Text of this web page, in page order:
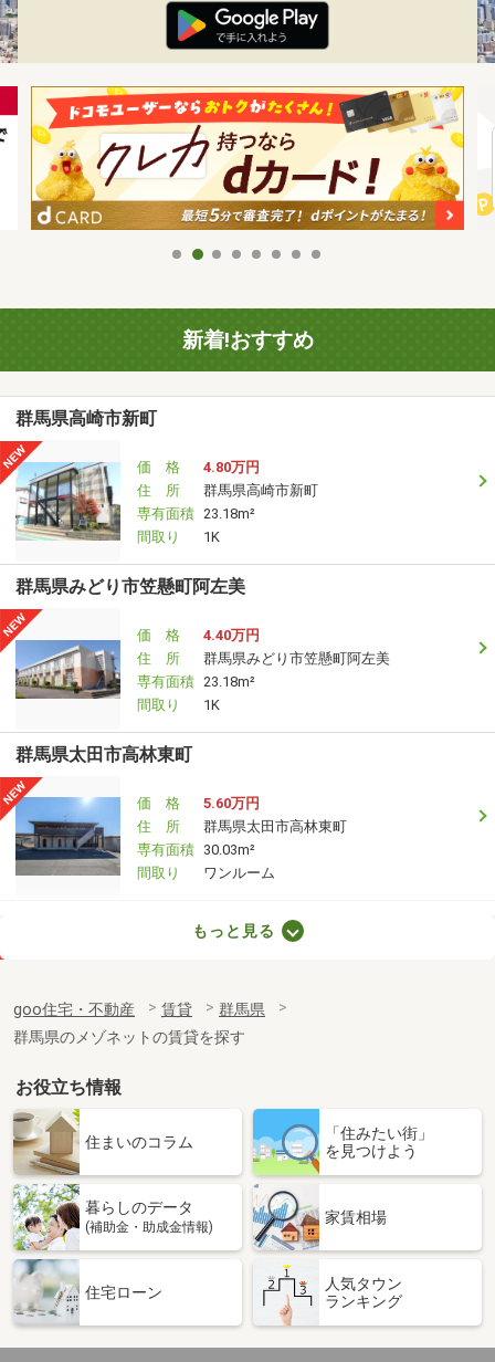
新着!おすすめ
群馬県高崎市新町
価 格
4.80万円
住 所
群馬県高崎市新町
専有面積 23.18m²
間取り
1K
群馬県みどり市笠懸町阿左美
価 格
4.40万円
住 所
群馬県みどり市笠懸町阿左美
専有面積 23.18m²
間取り
1K
群馬県太田市高林東町
価 格
5.60万円
住 所
群馬県太田市高林東町
専有面積 30.03m²
間取り
ワンルーム
専有面積
40.87m²
間取り
1LDK
群馬県前橋市西片貝町４
価 格
4.50万円
群馬県前橋市西片貝町４
専有面積 23.18m²
間取り
群馬県高崎市金古町
住 所
群馬県高崎市金古町
専有面積 30.86m²
もっと見る
goo住宅・不動産 賃貸
群馬県
群馬県のメゾネットの賃貸を探す
お役立ち情報
住まいのコラム
「住みたい街」
を見つけよう
暮らしのデータ
(補助金・助成金情報)
家賃相場
住宅ローン
人気タウン
ランキング